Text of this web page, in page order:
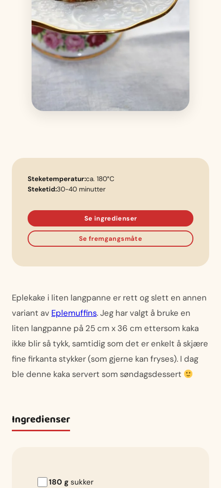
Eplekake i liten langpanne er rett og slett en annen
variant av Eplemuffins. Jeg har valgt å bruke en
liten langpanne på 25 cm x 36 cm ettersom kaka
ikke blir så tykk, samtidig som det er enkelt å skjære
fine firkanta stykker (som gjerne kan fryses). I dag
ble denne kaka servert som søndagsdessert
Ingredienser
180 g sukker
Steketemperatur:ca. 180°C
Steketid:30-40 minutter
Se ingredienser
Se fremgangsmåte